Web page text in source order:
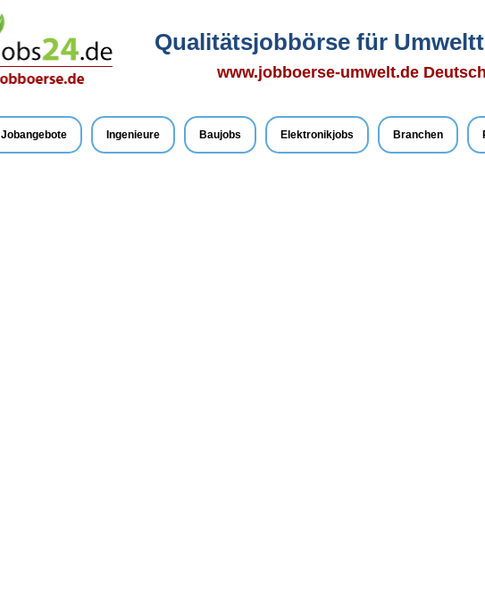
Qualitätsjobbörse für
www.jobboerse-umwelt.de
Jobangebote Ingenieure Baujobs Elektronikjobs Branchen